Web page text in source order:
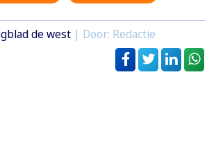
de west | Door: Redactie